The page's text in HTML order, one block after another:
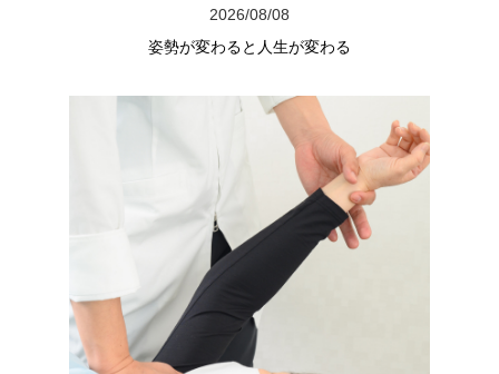
2026/08/08
姿勢が変わると人生が変わる